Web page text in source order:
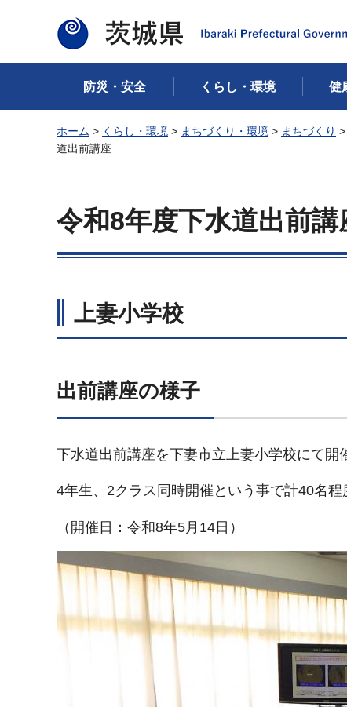
茨城県
防災・安全 くらし・環境 健
ホーム > くらし・環境 > まちづくり・環境 > まちづくり >
道出前講座
令和8年度下水道出前講
上妻小学校
出前講座の様子
下水道出前講座を下妻市立上妻小学校にて開
4年生、2クラス同時開催という事で計40名
（開催日：令和8年5月14日）